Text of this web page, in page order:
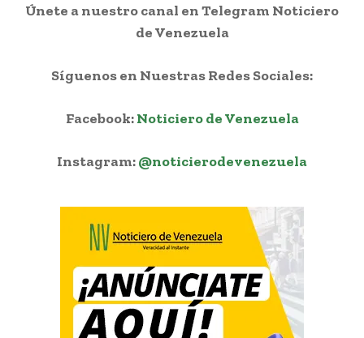
Únete a nuestro canal en Telegram Noticiero
de Venezuela
Síguenos en Nuestras Redes Sociales:
Facebook:Noticiero de Venezuela
Instagram:@noticierodevenezuela